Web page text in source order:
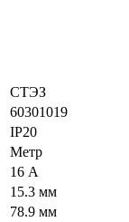
СТЭЗ
60301019
IP20
Метр
16 А
15.3 мм
78.9 мм